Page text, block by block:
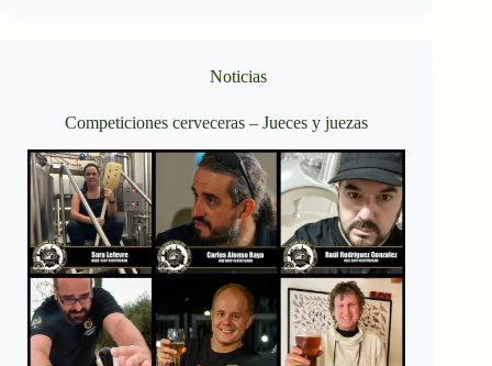
Noticias
Competiciones cerveceras – Jueces y juezas